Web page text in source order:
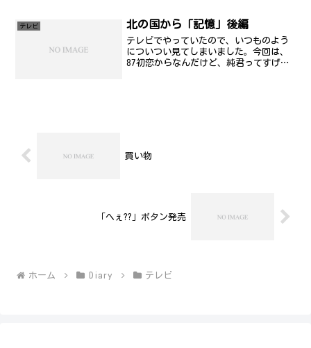
テレビ 北の国から「記憶」後編
テレビでやっていたので、いつものよう
についつい見てしまいました。今回は、
87初恋からなんだけど、純君ってすげー
買い物
「へぇ??」ボタン発売
ホーム Diary テレビ